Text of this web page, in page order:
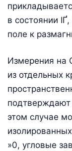
в состоянии
поле к
Измерения на
из отдельных
этом случае
»0, угловые